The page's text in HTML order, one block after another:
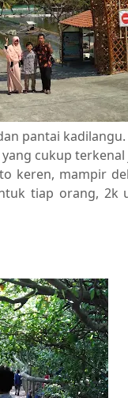
pantai
cukup
keren, mampir
tiap orang,